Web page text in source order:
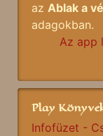
az Ablak a
adagokban.
Az app
Play
Infofüzet -